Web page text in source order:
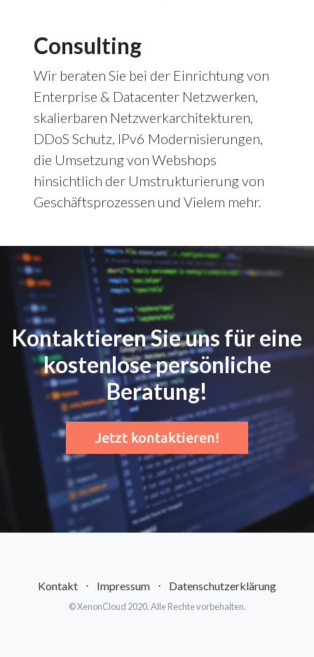
Consulting
Wir beraten Sie bei der Einrichtung von
Enterprise & Datacenter Netzwerken,
skalierbaren Netzwerkarchitekturen,
DDoS Schutz, IPv6 Modernisierungen,
die Umsetzung von Webshops
hinsichtlich der Umstrukturierung von
Geschäftsprozessen und Vielem mehr.
Kontaktieren Sie uns für eine
kostenlose persönliche
Beratung!
Jetzt kontaktieren!
Kontakt ⋅ Impressum ⋅ Datenschutzerklärung
© XenonCloud 2020. Alle Rechte vorbehalten.